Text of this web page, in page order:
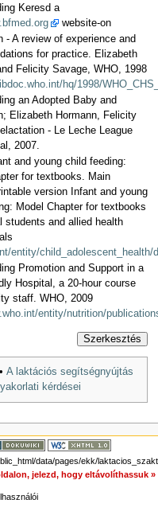
Keresd a
website-on
- A review of experience and
for practice. Elizabeth
Felicity Savage, WHO, 1998
hq/1998/
an Adopted Baby and
Elizabeth Hormann, Felicity
- Le Leche League
2007.
and young child feeding:
for textbooks. Main
version Infant and young
Model Chapter for textbooks
students and allied health
entity/child_adolescent_health/
Promotion and Support in a
Hospital, a 20-hour course
staff. WHO, 2009
entity/nutrition/
Szerkesztés
• A laktációs segítségnyújtás
kérdései
data/pages/ekk/
jelezd, hogy eltávolíthassuk »